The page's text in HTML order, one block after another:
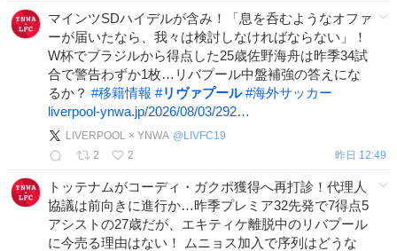
マインツSDハイデルが含み！「息を呑むようなオファ
ーが届いたなら、我々は検討しなければならない」！
W杯でブラジルから得点した25歳佐野海舟は昨季34試
合で警告わずか1枚…リバプール中盤補強の答えにな
るか？ #移籍情報 #リヴァプール #海外サッカー
liverpool-ynwa.jp/2026/08/03/292…
LIVERPOOL × YNWA @ LIVFC19
2
2 昨日 12:49
トッテナムがコーディ・ガクポ獲得へ再打診！代理人
協議は前向きに進行か…昨季プレミア32先発で7得点5
アシストの27歳だが、エキティケ離脱中のリバプール
に今売る理由はない！ ムニョス加入で序列はどうな